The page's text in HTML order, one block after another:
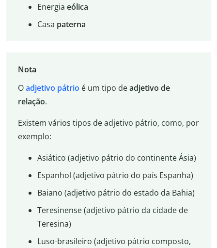
Energia eólica
Casa paterna
Nota
Oadjetivo pátrio é um tipo deadjetivo de
relação.
Existem vários tipos de adjetivo pátrio, como, por
exemplo:
Asiático (adjetivo pátrio do continente Ásia)
Espanhol (adjetivo pátrio do país Espanha)
Baiano (adjetivo pátrio do estado da Bahia)
Teresinense (adjetivo pátrio da cidade de
Teresina)
Luso-brasileiro (adjetivo pátrio composto,